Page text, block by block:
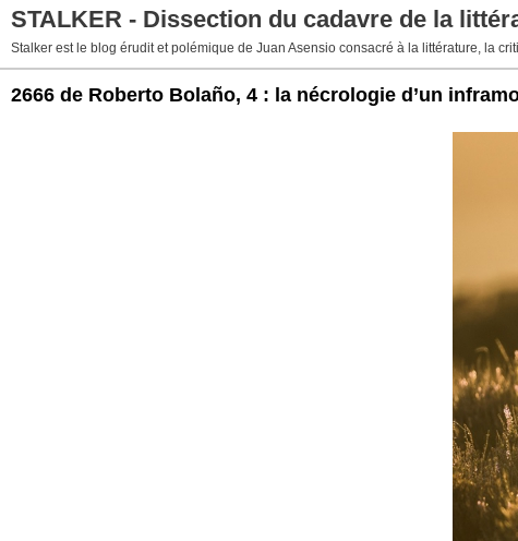
STALKER - Dissection du cadavre de la
Stalker est le blog érudit et polémique de Juan Asensio consacré à la littérature, la
2666 de Roberto Bolaño, 4 : la nécrologie d’un